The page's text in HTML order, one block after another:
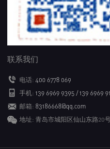
联系我们
电话: 400 6778 069
手机: 139 6969 9395 / 139 6969
邮箱: 83186668@qq.com
地址: 青岛市城阳区仙山东路20